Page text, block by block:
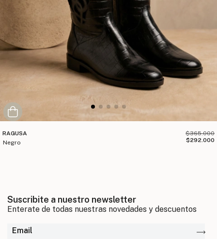
RAGUSA
negro
$365.000
$292.000
Suscribite a nuestro newsletter